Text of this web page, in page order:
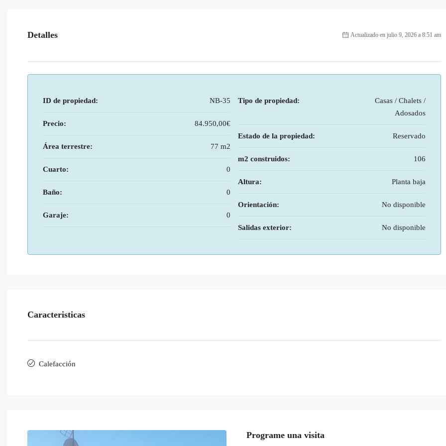
Detalles Actualizado en julio 9, 2026 a 8:51 am
ID de propiedad: NB-35
Precio: 84.950,00€
Área terrestre: 77 m2
Cuarto: 0
Baño: 0
Garaje: 0
Tipo de propiedad:
Casas / Chalets /
Adosados
Estado de la propiedad: Reservado
m2 construidos: 106
Altura: Planta baja
Orientación: No disponible
Salidas exterior: No disponible
Caracteristicas
Calefacción
Programe una visita